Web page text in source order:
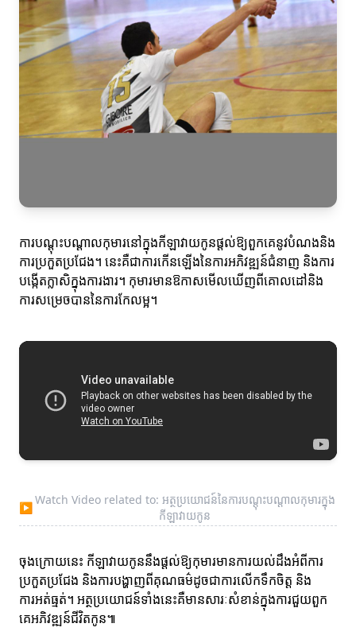
ការបណ្ដុះបណ្ដាលកុមារនៅក្នុងកីឡាវាយកូនផ្ដល់ឱ្យពួកគេនូវបំណងនិង
ការប្រកួតប្រជែង។ នេះគឺជាការកើនឡើងនៃការអភិវឌ្ឍន៍ជំនាញ និងការ
បង្កើតក្លាសិក្នុងការងារ។ កុមារមានឱកាសមើលឃើញពីគោលដៅនិង
ការសម្រេចបាននៃការកែលម្អ។
▶
Watch Video related to: អត្ថប្រយោជន៍នៃការបណ្ដុះបណ្ដាលកុមារ​ក្នុង
កីឡាវាយកូន
ចុងក្រោយនេះ កីឡាវាយកូននឹងផ្ដល់ឱ្យកុមារមានការយល់ដឹងអំពីការ
ប្រកួតប្រជែង និងការបង្ហាញពីគុណធម៌ដូចជាការលើកទឹកចិត្ត និង
ការអត់ធ្មត់។ អត្ថប្រយោជន៍ទាំងនេះគឺមានសារៈសំខាន់ក្នុងការជួយពួក
គេអភិវឌ្ឍន៍ជីវិតកូន៕